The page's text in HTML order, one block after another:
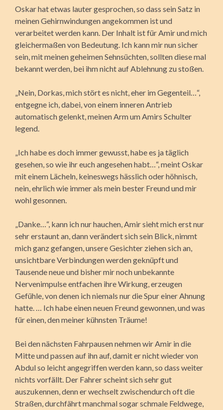
Oskar hat etwas lauter gesprochen, so dass sein Satz in
meinen Gehirnwindungen angekommen ist und
verarbeitet werden kann. Der Inhalt ist für Amir und mich
gleichermaßen von Bedeutung. Ich kann mir nun sicher
sein, mit meinen geheimen Sehnsüchten, sollten diese mal
bekannt werden, bei ihm nicht auf Ablehnung zu stoßen.
„Nein, Dorkas, mich stört es nicht, eher im Gegenteil…“,
entgegne ich, dabei, von einem inneren Antrieb
automatisch gelenkt, meinen Arm um Amirs Schulter
legend.
„Ich habe es doch immer gewusst, habe es ja täglich
gesehen, so wie ihr euch angesehen habt…“, meint Oskar
mit einem Lächeln, keineswegs hässlich oder höhnisch,
nein, ehrlich wie immer als mein bester Freund und mir
wohl gesonnen.
„Danke…“, kann ich nur hauchen, Amir sieht mich erst nur
sehr erstaunt an, dann verändert sich sein Blick, nimmt
mich ganz gefangen, unsere Gesichter ziehen sich an,
unsichtbare Verbindungen werden geknüpft und
Tausende neue und bisher mir noch unbekannte
Nervenimpulse entfachen ihre Wirkung, erzeugen
Gefühle, von denen ich niemals nur die Spur einer Ahnung
hatte. … Ich habe einen neuen Freund gewonnen, und was
für einen, den meiner kühnsten Träume!
Bei den nächsten Fahrpausen nehmen wir Amir in die
Mitte und passen auf ihn auf, damit er nicht wieder von
Abdul so leicht angegriffen werden kann, so dass weiter
nichts vorfällt. Der Fahrer scheint sich sehr gut
auszukennen, denn er wechselt zwischendurch oft die
Straßen, durchfährt manchmal sogar schmale Feldwege,